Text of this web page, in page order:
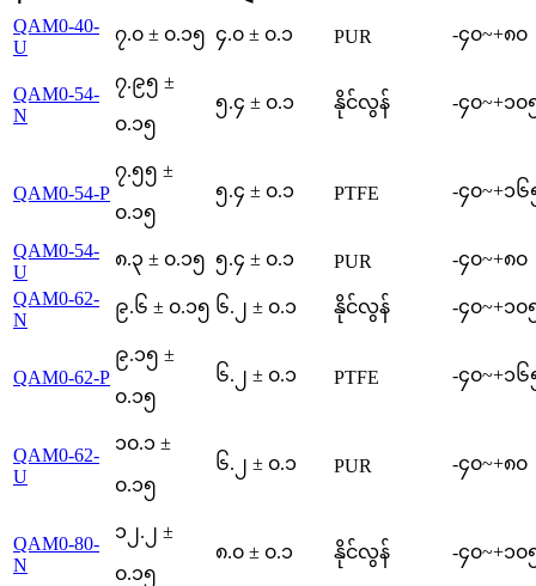
QAM0-40-
U
၇.၀ ± ၀.၁၅ ၄.၀ ± ၀.၁ PUR -၄၀~+၈၀
QAM0-54-
N
၇.၉၅ ±
၀.၁၅
၅.၄ ± ၀.၁ နိုင်လွန် -၄၀~+၁၀
QAM0-54-P
၇.၅၅ ±
၀.၁၅
၅.၄ ± ၀.၁ PTFE -၄၀~+၁၆
QAM0-54-
U
၈.၃ ± ၀.၁၅ ၅.၄ ± ၀.၁ PUR
-၄၀~+၈၀
QAM0-62-
N
၉.၆ ± ၀.၁၅ ၆.၂ ± ၀.၁ နိုင်လွန် -၄၀~+၁၀
QAM0-62-P
၉.၁၅ ±
၀.၁၅
၆.၂ ± ၀.၁ PTFE -၄၀~+၁၆
QAM0-62-
U
၁၀.၁ ±
၀.၁၅
၆.၂ ± ၀.၁ PUR -၄၀~+၈၀
QAM0-80-
N
၁၂.၂ ±
၀.၁၅
၈.၀ ± ၀.၁ နိုင်လွန် -၄၀~+၁၀